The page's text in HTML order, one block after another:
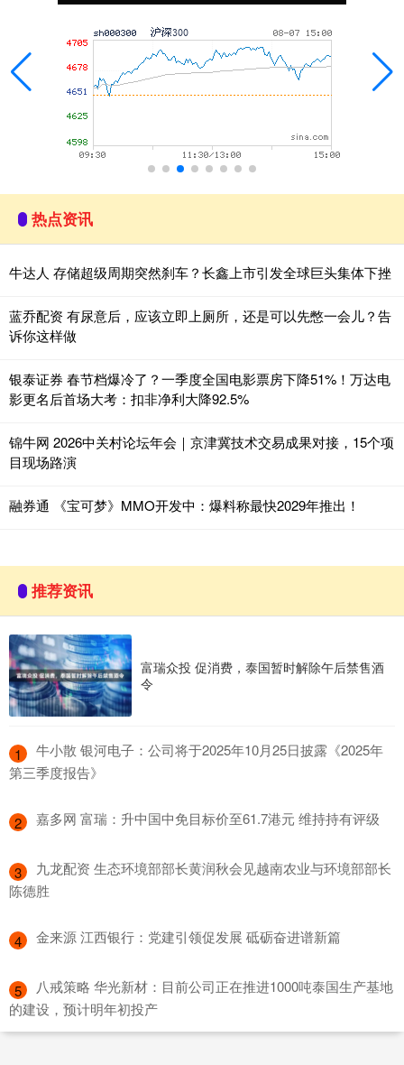
热点资讯
牛达人 存储超级周期突然刹车？长鑫上市引发全球巨头集体下挫
蓝乔配资 有尿意后，应该立即上厕所，还是可以先憋一会儿？告
诉你这样做
银泰证券 春节档爆冷了？一季度全国电影票房下降51%！万达电
影更名后首场大考：扣非净利大降92.5%
锦牛网 2026中关村论坛年会｜京津冀技术交易成果对接，15个项
目现场路演
融券通 《宝可梦》MMO开发中：爆料称最快2029年推出！
推荐资讯
富瑞众投 促消费，泰国暂时解除午后禁售酒
令
1
​牛小散 银河电子：公司将于2025年10月25日披露《2025年
第三季度报告》
2 ​嘉多网 富瑞：升中国中免目标价至61.7港元 维持持有评级
3
​九龙配资 生态环境部部长黄润秋会见越南农业与环境部部长
陈德胜
4 ​金来源 江西银行：党建引领促发展 砥砺奋进谱新篇
5
​八戒策略 华光新材：目前公司正在推进1000吨泰国生产基地
的建设，预计明年初投产